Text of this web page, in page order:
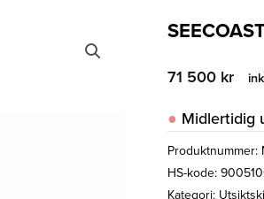
71 500 kr
Midlertidig
Produktnummer:
HS-kode:
Kategori: